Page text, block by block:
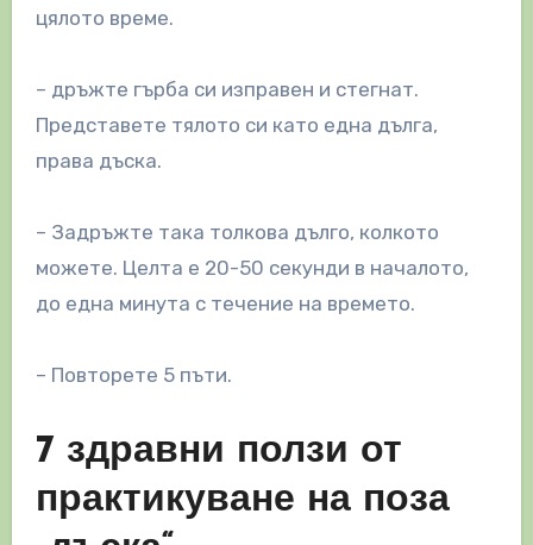
цялото време.
– дръжте гърба си изправен и стегнат.
Представете тялото си като една дълга,
права дъска.
– Задръжте така толкова дълго, колкото
можете. Целта е 20-50 секунди в началото,
до една минута с течение на времето.
– Повторете 5 пъти.
7 здравни ползи от
практикуване на поза